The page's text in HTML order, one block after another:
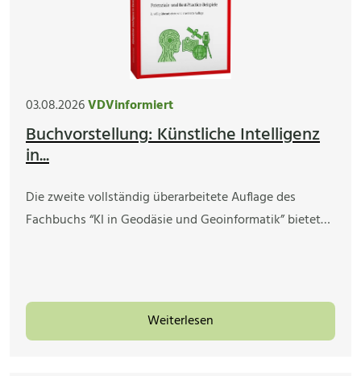
03.08.2026VDVinformiert
Buchvorstellung: Künstliche Intelligenz
in...
Die zweite vollständig überarbeitete Auflage des
Fachbuchs “KI in Geodäsie und Geoinformatik” bietet…
Weiterlesen